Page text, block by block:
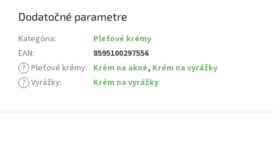
Dodatočné parametre
Kategória:
Pleťové krémy
EAN:
8595100297556
? Pleťové krémy: Krém na akné, Krém na vyrážky
? Vyrážky: Krém na vyrážky